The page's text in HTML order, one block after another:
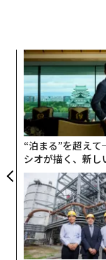
インド
したという。こ
をめ
“泊まる”を超え
シオが描く、新し
グジュアリー（前